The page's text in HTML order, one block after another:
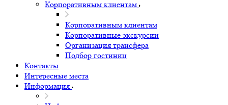
Корпоративным клиентам
Корпоративным клиентам
Корпоративные экскурсии
Организация трансфера
Подбор гостиниц
Контакты
Интересные места
Информация